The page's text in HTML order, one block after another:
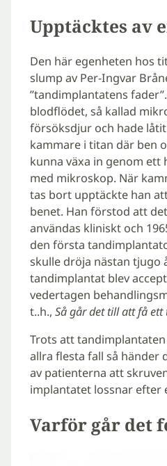
Upptäcktes av
Den här egenheten hos
slump av Per-Ingvar
”tandimplantatens
blodflödet, så kallad
försöksdjur och hade
kammare i titan där ben
kunna växa in genom ett
med mikroskop. När
tas bort upptäckte han
benet. Han förstod att
användas kliniskt och
den första
skulle dröja nästan tjugo
tandimplantat blev
vedertagen
t..h., Så går det till att få
Trots att
allra flesta fall så händer
av patienterna att
implantatet lossnar efter
Varför går det